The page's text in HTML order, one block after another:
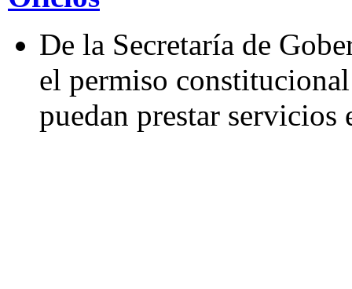
De la Secretaría de
el permiso
puedan prestar servicios